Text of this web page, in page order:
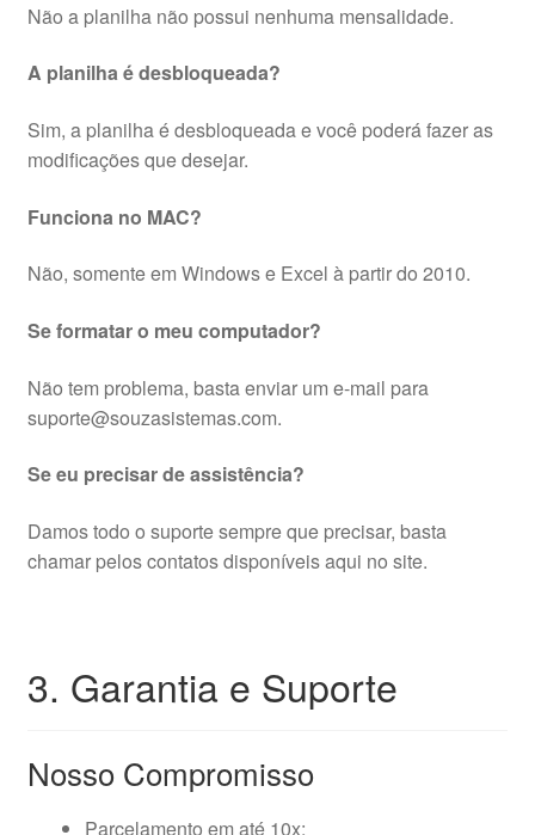
Não a planilha não possui nenhuma mensalidade.
A planilha é desbloqueada?
Sim, a planilha é desbloqueada e você poderá fazer as
modificações que desejar.
Funciona no MAC?
Não, somente em Windows e Excel à partir do 2010.
Se formatar o meu computador?
Não tem problema, basta enviar um e-mail para
suporte@souzasistemas.com.
Se eu precisar de assistência?
Damos todo o suporte sempre que precisar, basta
chamar pelos contatos disponíveis aqui no site.
3. Garantia e Suporte
Nosso Compromisso
Parcelamento em até 10x;